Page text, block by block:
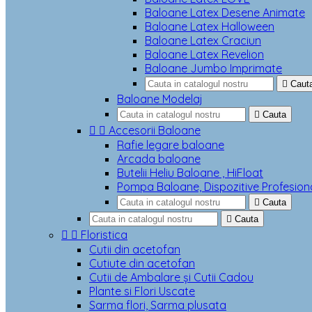
Baloane Latex Desene Animate
Baloane Latex Halloween
Baloane Latex Craciun
Baloane Latex Revelion
Baloane Jumbo Imprimate

Baloane Modelaj
 Cauta
  Accesorii Baloane
Rafie legare baloane
Arcada baloane
Butelii Heliu Baloane , HiFloat
Pompa Baloane, Dispozitive
 Cauta
 Cauta
  Floristica
Cutii din acetofan
Cutiute din acetofan
Cutii de Ambalare și Cutii Cadou
Plante si Flori Uscate
Sarma flori, Sarma plusata